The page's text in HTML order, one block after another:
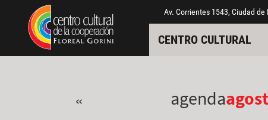
Pasar al contenido principal
Jump to main content Av. Corrientes 1543, Ciudad
CENTRO CULTURAL
« agenda